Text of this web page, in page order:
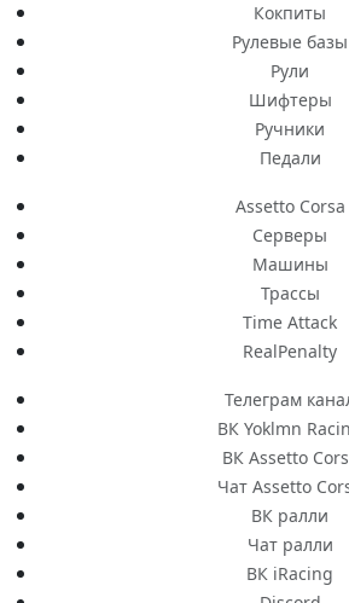
Кокпиты
Рулевые базы
Рули
Шифтеры
Ручники
Педали
Assetto Corsa
Серверы
Машины
Трассы
Time Attack
RealPenalty
Телеграм
ВК Yoklmn
ВК Assetto
Чат Assetto
ВК ралли
Чат ралли
ВК iRacing